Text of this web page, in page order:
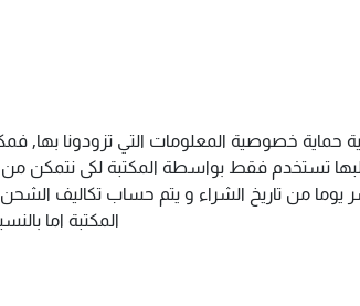
حماية خصوصية المعلومات التي تزودونا بها,
تستخدم فقط بواسطة المكتبة لكى نتمكن من
يوما من تاريخ الشراء و يتم حساب تكاليف
المكتبة اما